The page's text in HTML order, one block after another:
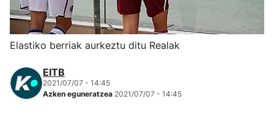
Herri-kirolak
Eskubaloia
Kirolak 360
Elastiko berriak aurkeztu ditu Realak
EITB
2021/07/07 - 14:45
Azken eguneratzea 2021/07/07 - 14:45